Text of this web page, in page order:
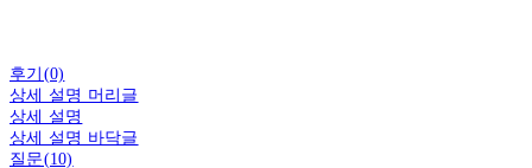
후기(0)
상세 설명 머리글
상세 설명
상세 설명 바닥글
질문(10)